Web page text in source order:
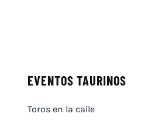
EVENTOS TAURINOS
Toros en la calle